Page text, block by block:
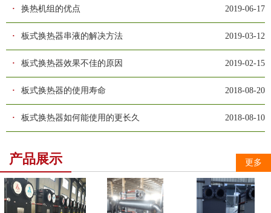
2019-06-17
· 换热机组的优点
2019-03-12
· 板式换热器串液的解决方法
2019-02-15
· 板式换热器效果不佳的原因
2018-08-20
· 板式换热器的使用寿命
2018-08-10
· 板式换热器如何能使用的更长久
更多
产品展示